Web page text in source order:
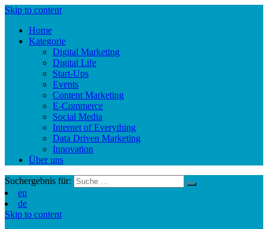
Skip to content
Home
Kategorie
Digital Marketing
Digital Life
Start-Ups
Events
Content Marketing
E-Commerce
Social Media
Internet of Everything
Data Driven Marketing
Innovation
Über uns
Suchergebnis für:
en
de
Skip to content